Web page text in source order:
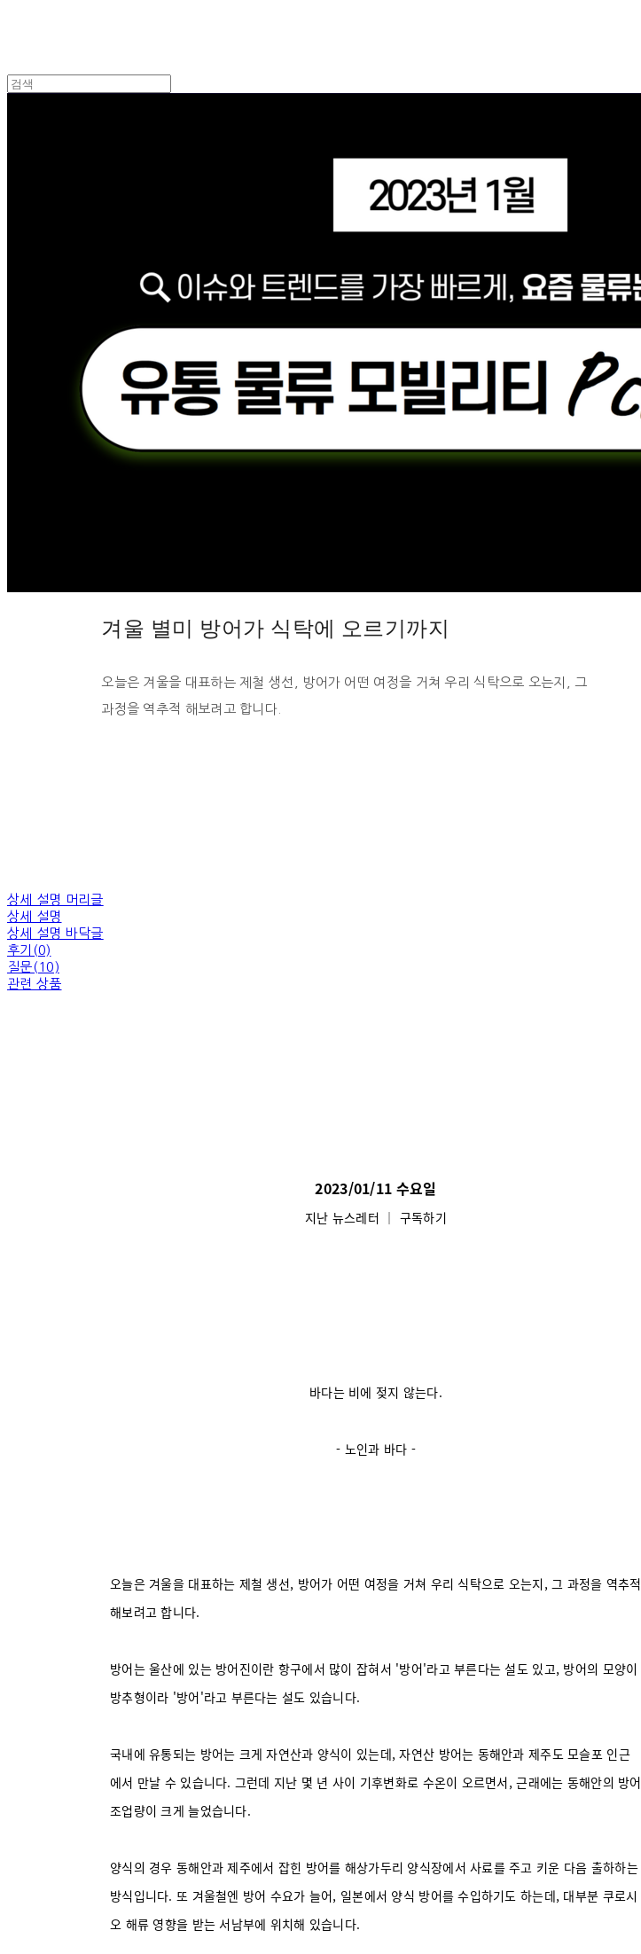
겨울 별미 방어가 식탁에 오르기까지
오늘은 겨울을 대표하는 제철 생선, 방어가 어떤 여정을 거쳐 우리 식탁으로 오는지, 그
과정을 역추적 해보려고 합니다.
상세 설명 머리글
상세 설명
상세 설명 바닥글
후기(0)
질문(10)
관련 상품
2023/01/11 수요일
지난 뉴스레터 │ 구독하기
바다는 비에 젖지 않는다.
- 노인과 바다 -
오늘은 겨울을 대표하는 제철 생선, 방어가 어떤 여정을 거쳐 우리 식탁으로 오는지, 그 과정을 역추적
해보려고 합니다.
방어는 울산에 있는 방어진이란 항구에서 많이 잡혀서 '방어'라고 부른다는 설도 있고, 방어의 모양이
방추형이라 '방어'라고 부른다는 설도 있습니다.
국내에 유통되는 방어는 크게 자연산과 양식이 있는데, 자연산 방어는 동해안과 제주도 모슬포 인근
에서 만날 수 있습니다. 그런데 지난 몇 년 사이 기후변화로 수온이 오르면서, 근래에는 동해안의 방어
조업량이 크게 늘었습니다.
양식의 경우 동해안과 제주에서 잡힌 방어를 해상가두리 양식장에서 사료를 주고 키운 다음 출하하는
방식입니다. 또 겨울철엔 방어 수요가 늘어, 일본에서 양식 방어를 수입하기도 하는데, 대부분 쿠로시
오 해류 영향을 받는 서남부에 위치해 있습니다.